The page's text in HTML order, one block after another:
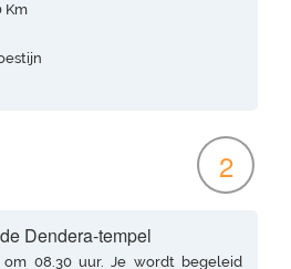
Km
2
Dendera-tempel
om 08.30 uur. Je wordt begeleid